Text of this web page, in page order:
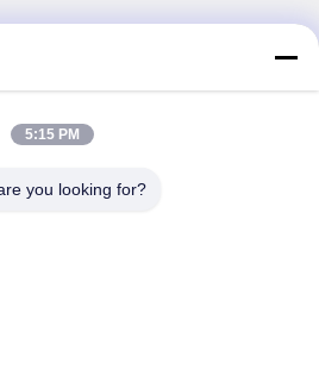
동산 공원, 2-1번지, 싱예 동로,
5:15 PM
you looking for?